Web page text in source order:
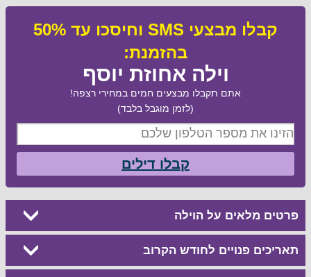
קבלו מבצעי SMS וחיסכו עד 50%
בהזמנת:
וילה אחוזת יוסף
אתם תקבלו מבצעים חמים במחירי רצפה!
(לזמן מוגבל בלבד)
קבלו דילים
פרטים מלאים על הוילה
תאריכים פנויים לחודש הקרוב